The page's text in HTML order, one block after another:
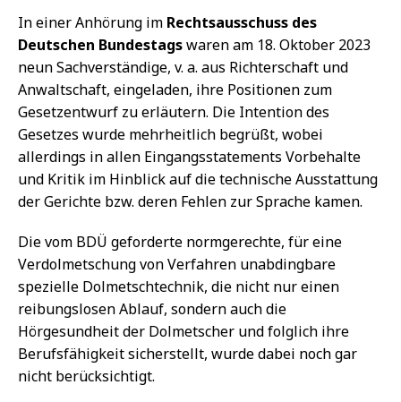
In einer Anhörung im Rechtsausschuss des
Deutschen Bundestagswaren am 18. Oktober 2023
neun Sachverständige, v. a. aus Richterschaft und
Anwaltschaft, eingeladen, ihre Positionen zum
Gesetzentwurf zu erläutern. Die Intention des
Gesetzes wurde mehrheitlich begrüßt, wobei
allerdings in allen Eingangsstatements Vorbehalte
und Kritik im Hinblick auf die technische Ausstattung
der Gerichte bzw. deren Fehlen zur Sprache kamen.
Die vom BDÜ geforderte normgerechte, für eine
Verdolmetschung von Verfahren unabdingbare
spezielle Dolmetschtechnik, die nicht nur einen
reibungslosen Ablauf, sondern auch die
Hörgesundheit der Dolmetscher und folglich ihre
Berufsfähigkeit sicherstellt, wurde dabei noch gar
nicht berücksichtigt.